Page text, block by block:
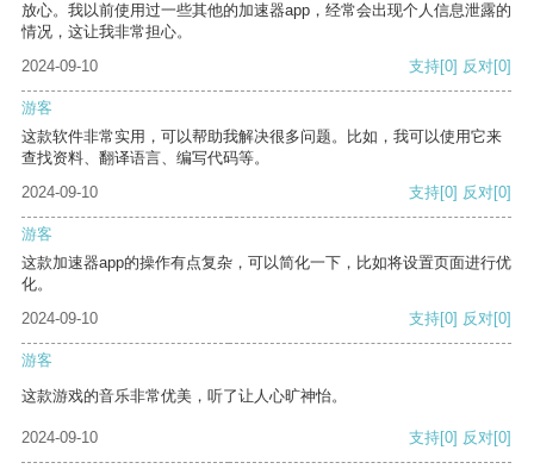
放心。我以前使用过一些其他的加速器app，经常会出现个人信息泄露的
情况，这让我非常担心。
2024-09-10
支持[0] 反对[0]
游客
这款软件非常实用，可以帮助我解决很多问题。比如，我可以使用它来
查找资料、翻译语言、编写代码等。
2024-09-10
支持[0] 反对[0]
游客
这款加速器app的操作有点复杂，可以简化一下，比如将设置页面进行优
化。
2024-09-10
支持[0] 反对[0]
游客
这款游戏的音乐非常优美，听了让人心旷神怡。
2024-09-10 支持[0] 反对[0]